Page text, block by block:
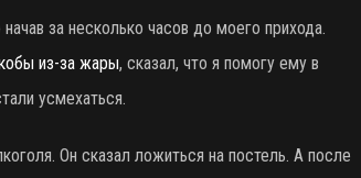
за несколько часов до моего прихода.
из-за жары, сказал, что я помогу ему в
усмехаться.
Он сказал ложиться на постель. А после